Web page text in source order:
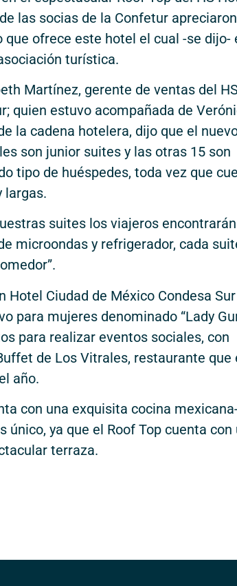
las socias de la Confetur
ofrece este hotel el cual -se dijo-
turística.
Martínez, gerente de ventas del HS
quien estuvo acompañada de
la cadena hotelera, dijo que el
son junior suites y las otras 15 son
tipo de huéspedes, toda vez que
largas.
suites los viajeros encontrarán
microondas y refrigerador, cada
Hotel Ciudad de México Condesa
para mujeres denominado “Lady
para realizar eventos sociales, con
de Los Vitrales, restaurante que
año.
con una exquisita cocina
ya que el Roof Top cuenta con
terraza.